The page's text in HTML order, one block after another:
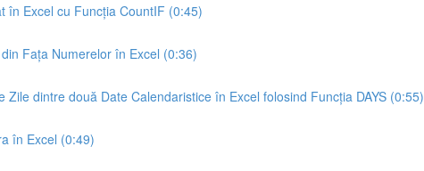
în Excel cu Funcția CountIF (0:45)
Fața Numerelor în Excel (0:36)
Zile dintre două Date Calendaristice în Excel folosind Funcția DAYS (0:55)
în Excel (0:49)